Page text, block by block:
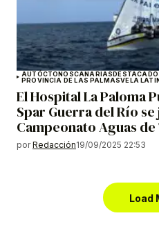
AUTÓCTONOSCANARIAS
PROVINCIA DE LAS PALMASVELA
El Hospital La Paloma
Spar Guerra del Río
Campeonato Aguas
por Redacción19/09/2025 22:53
Load